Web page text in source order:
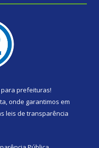
para prefeituras!
onde garantimos em
leis de transparência